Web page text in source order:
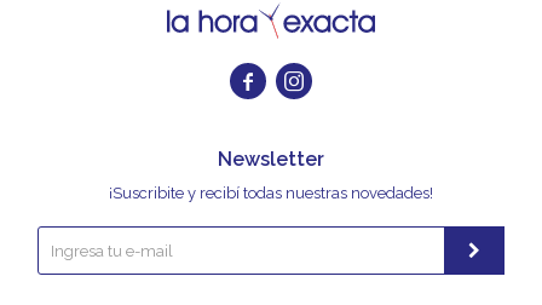
 
Newsletter
¡Suscribite y recibí todas nuestras novedades!